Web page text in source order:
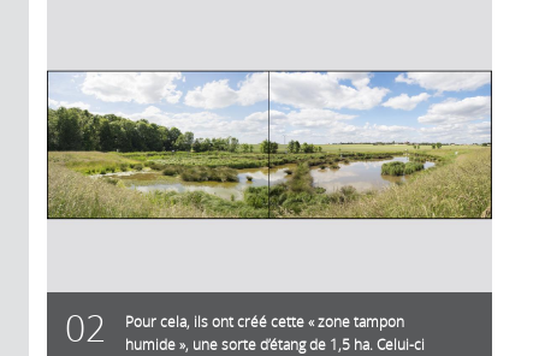
02
Pour cela, ils ont créé cette « zone tampon
humide », une sorte d’étang de 1,5 ha. Celui-ci